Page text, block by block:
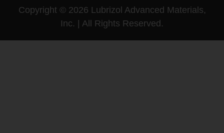
Copyright © 2026 Lubrizol Advanced Materials,
Inc. | All Rights Reserved.